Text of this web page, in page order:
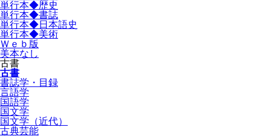
単行本◆歴史
単行本◆書誌
単行本◆日本語史
単行本◆美術
Ｗｅｂ版
美本なし
古書
古書
書誌学・目録
言語学
国語学
国文学
国文学（近代）
古典芸能